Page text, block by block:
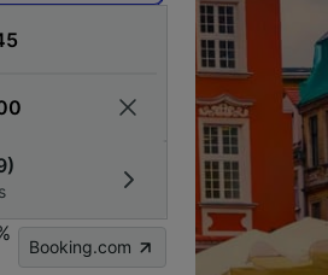
Booking.com